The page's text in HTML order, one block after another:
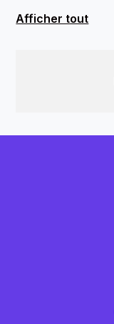
Afficher tout